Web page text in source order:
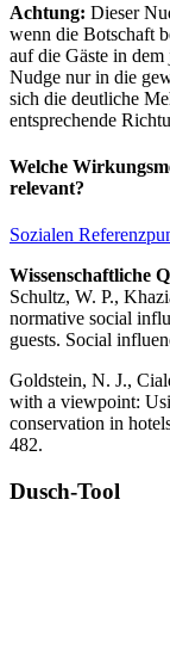
Achtung: Dieser
wenn die Botschaft
auf die Gäste in
Nudge nur in die
sich die deutliche
entsprechende
Welche
relevant?
Sozialen
Wissenschaftliche
Schultz, W. P.,
normative social
guests. Social
Goldstein, N. J.,
with a viewpoint:
conservation in
482.
Dusch-Tool